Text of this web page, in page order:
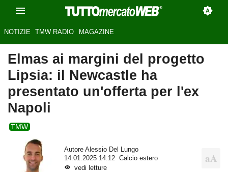
NOTIZIE TMW RADIO MAGAZINE
Elmas ai margini del progetto
Lipsia: il Newcastle ha
presentato un'offerta per l'ex
Napoli
TMW
Autore Alessio Del Lungo
14.01.2025 14:12
Calcio estero
vedi letture